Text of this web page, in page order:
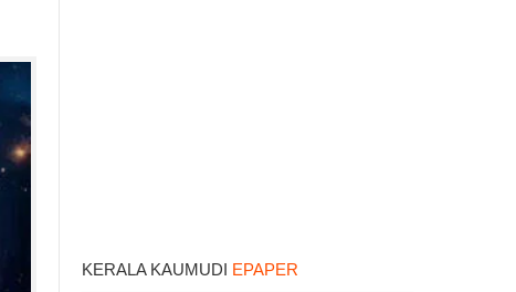
KERALA KAUMUDI EPAPER